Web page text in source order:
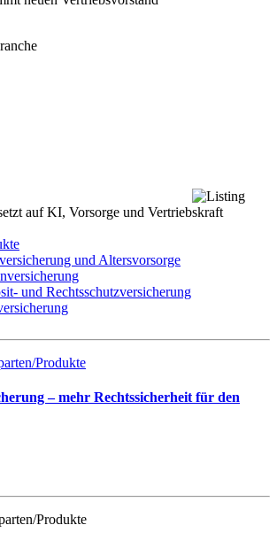
auf KI, Vorsorge und Vertriebskraft
und Altersvorsorge
und Rechtsschutzversicherung
Produkte
– mehr Rechtssicherheit für den
Produkte